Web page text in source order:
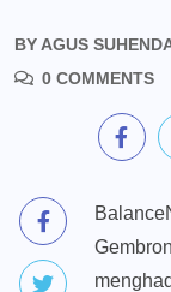
BYAGUS
0 COMMENTS